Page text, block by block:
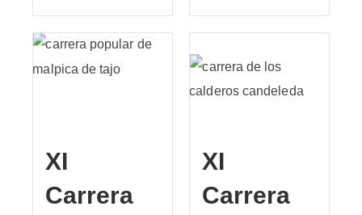
XI
Carrera
XI
Carrera